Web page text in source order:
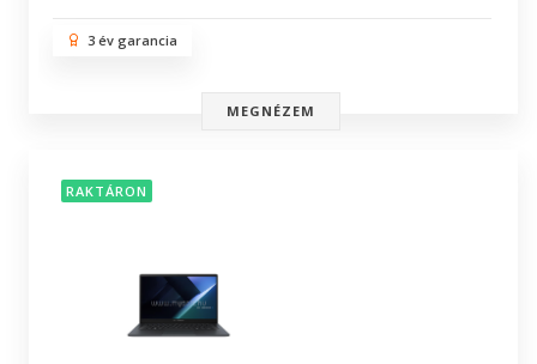
3 év garancia
MEGNÉZEM
RAKTÁRON